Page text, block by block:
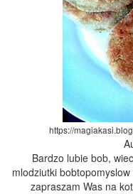
https://
Bardzo lubie bob,
mlodziutki
zapraszam Was na